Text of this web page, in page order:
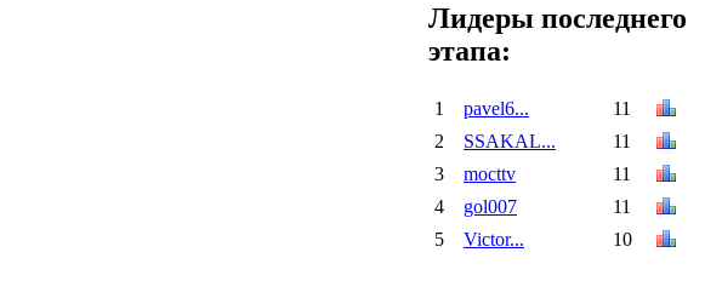
Лидеры последнего
этапа:
1 pavel6...
11
2
SSAKAL...
11
3
mocttv
11
4
gol007
11
5
Victor... 10